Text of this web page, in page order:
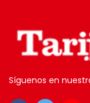
Síguenos en